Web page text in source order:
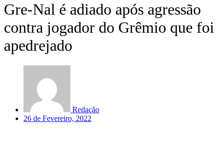
Gre-Nal é adiado após agressão
contra jogador do Grêmio que foi
apedrejado
Redação
26 de Fevereiro, 2022